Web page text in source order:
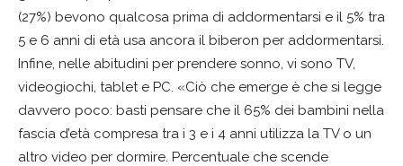
(27%) bevono qualcosa prima di addormentarsi e il 5% tra
5 e 6 anni di età usa ancora il biberon per addormentarsi.
Infine, nelle abitudini per prendere sonno, vi sono TV,
videogiochi, tablet e PC. «Ciò che emerge è che si legge
davvero poco: basti pensare che il 65% dei bambini nella
fascia d’età compresa tra i 3 e i 4 anni utilizza la TV o un
altro video per dormire. Percentuale che scende